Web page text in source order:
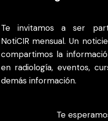
Te invitamos a ser
NotiCIR mensual. Un
compartimos la
en radiología, eventos,
demás información.
Te